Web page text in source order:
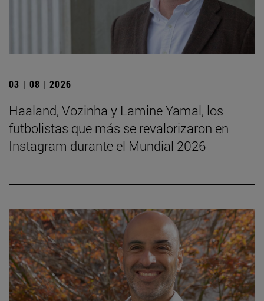
03 | 08 | 2026
Haaland, Vozinha y Lamine Yamal, los
futbolistas que más se revalorizaron en
Instagram durante el Mundial 2026